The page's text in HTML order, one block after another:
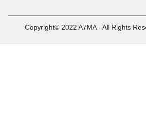
Copyright© 2022 A7MA - All Rights